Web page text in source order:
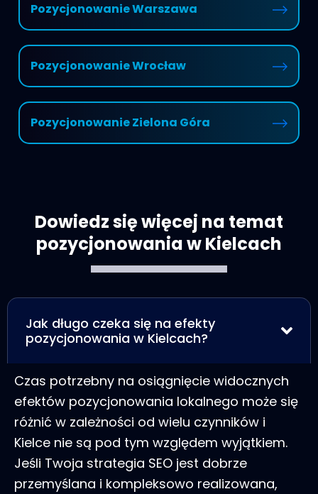
Pozycjonowanie Warszawa
Pozycjonowanie Wrocław
Pozycjonowanie Zielona Góra
Dowiedz się więcej na temat
pozycjonowania w Kielcach
Jak długo czeka się na efekty
pozycjonowania w Kielcach?
Czas potrzebny na osiągnięcie widocznych
efektów pozycjonowania lokalnego może się
różnić w zależności od wielu czynników i
Kielce nie są pod tym względem wyjątkiem.
Jeśli Twoja strategia SEO jest dobrze
przemyślana i kompleksowo realizowana,